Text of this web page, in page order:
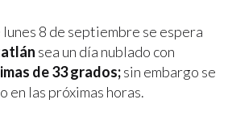
8 de septiembre se espera
sea un día nublado con
de 33 grados;sin embargo se
en las próximas horas.